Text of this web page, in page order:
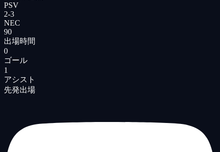
PSV
2-3
NEC
90
出場時間
0
ゴール
1
アシスト
先発出場